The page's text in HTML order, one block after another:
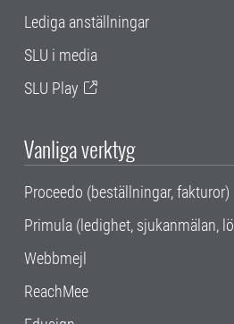
Lediga anställningar
SLU i media
SLU Play
Vanliga verktyg
Proceedo (beställningar, fakturor)
Primula (ledighet, sjukanmälan,
Webbmejl
ReachMee